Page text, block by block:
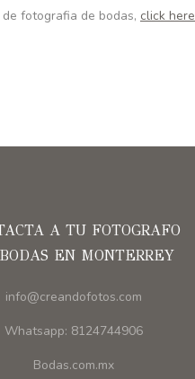
fotografia de bodas, click here
A TU FOTOGRAFO
EN MONTERREY
info@creandofotos.com
Whatsapp: 8124744906
Bodas.com.mx